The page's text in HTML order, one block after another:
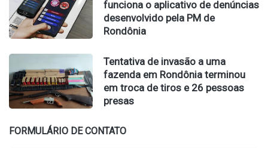
funciona o aplicativo de denúncias
desenvolvido pela PM de
Rondônia
Tentativa de invasão a uma
fazenda em Rondônia terminou
em troca de tiros e 26 pessoas
presas
FORMULÁRIO DE CONTATO